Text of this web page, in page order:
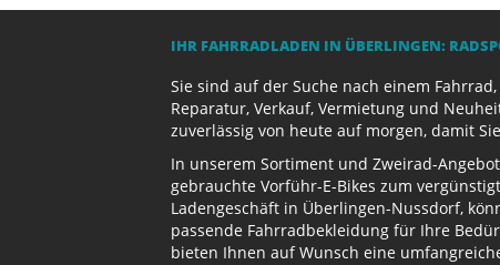
IHR FAHRRADLADEN IN ÜBERLINGEN:
Sie sind auf der Suche nach einem
Reparatur, Verkauf, Vermietung und
zuverlässig von heute auf morgen, damit
In unserem Sortiment und Zweirad-
gebrauchte Vorführ-E-Bikes zum
Ladengeschäft in Überlingen-Nussdorf,
passende Fahrradbekleidung für Ihre
bieten Ihnen auf Wunsch eine